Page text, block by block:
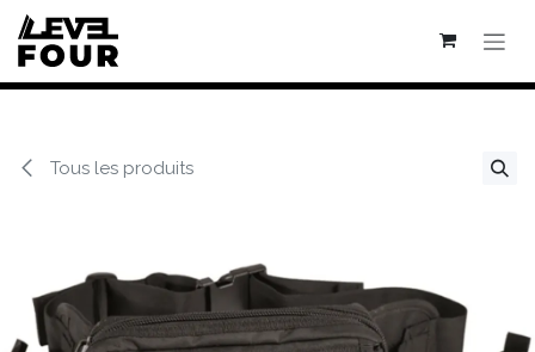
Se rendre au contenu
Tous les produits